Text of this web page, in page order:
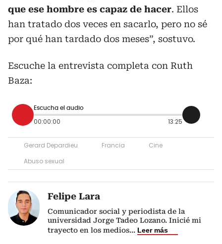
que ese hombre es capaz de hacer. Ellos
han tratado dos veces en sacarlo, pero no sé
por qué han tardado dos meses”, sostuvo.
Escuche la entrevista completa con Ruth
Baza:
Escucha el audio
00:00:00 13:25
Gerard Depardieu Francia
Cine
Abuso sexual
Felipe Lara
Comunicador social y periodista de la
universidad Jorge Tadeo Lozano. Inicié mi
trayecto en los medios... Leer más